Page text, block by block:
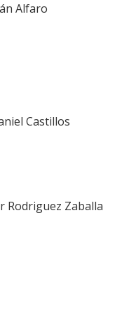
Alfaro
Castillos
Rodriguez Zaballa